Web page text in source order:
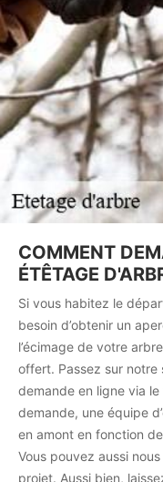
COMMENT
ÉTÊTAGE
Si vous habitez le
besoin d’obtenir un
l’écimage de votre
offert. Passez sur
demande en ligne via
demande, une équipe
en amont en fonction
Vous pouvez aussi
projet. Aussi bien,